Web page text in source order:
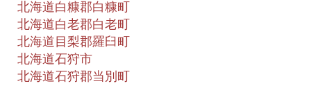
北海道白糠郡白糠町
北海道白老郡白老町
北海道目梨郡羅臼町
北海道石狩市
北海道石狩郡当別町